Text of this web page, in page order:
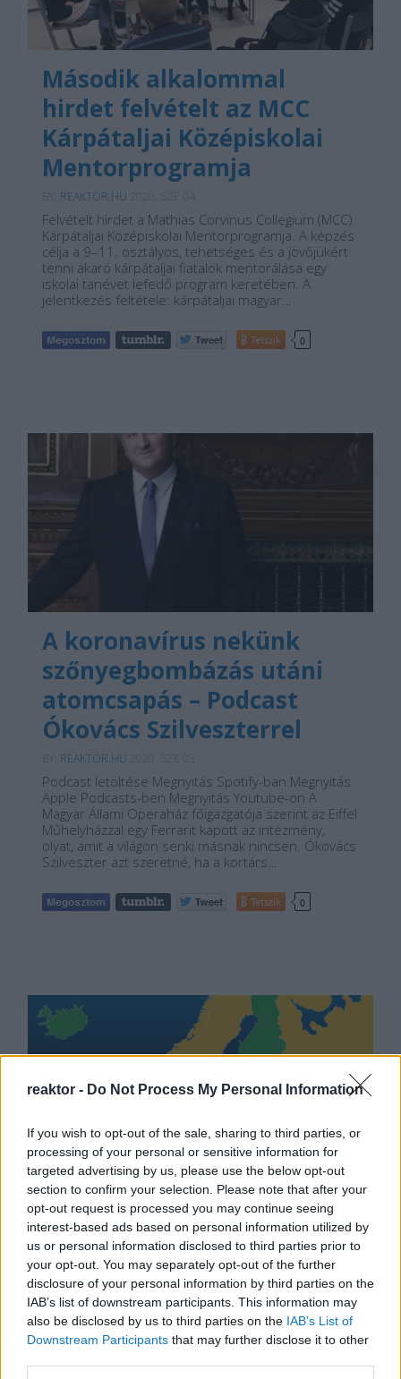
reaktor - Do Not Process My Personal Information
If you wish to opt-out of the sale, sharing to third parties, or
processing of your personal or sensitive information for
targeted advertising by us, please use the below opt-out
section to confirm your selection. Please note that after your
opt-out request is processed you may continue seeing
interest-based ads based on personal information utilized by
us or personal information disclosed to third parties prior to
your opt-out. You may separately opt-out of the further
disclosure of your personal information by third parties on the
IAB’s list of downstream participants. This information may
also be disclosed by us to third parties on the IAB’s List of
Downstream Participants that may further disclose it to other
Második alkalommal
hirdet felvételt az MCC
Kárpátaljai Középiskolai
Mentorprogramja
REAKTOR.HU
Felvételt hirdet a Mathias Corvinus Collegium (MCC)
Kárpátaljai Középiskolai Mentorprogramja. A képzés
célja a 9–11. osztályos, tehetséges és a jövőjükért
tenni akaró kárpátaljai fiatalok mentorálása egy
iskolai tanévet lefedő program keretében. A
jelentkezés feltétele: kárpátaljai magyar…
Tetszik 0
A koronavírus nekünk
szőnyegbombázás utáni
atomcsapás – Podcast
Ókovács Szilveszterrel
REAKTOR.HU
Podcast letöltése Megnyitás Spotify-ban Megnyitás
Apple Podcasts-ben Megnyitás Youtube-on A
Magyar Állami Operaház főigazgatója szerint az Eiffel
Műhelyházzal egy Ferrarit kapott az intézmény,
olyat, amit a világon senki másnak nincsen. Ókovács
Szilveszter azt szeretné, ha a kortárs…
Tetszik 0
Koronavírus a határon
BY:REAKTOR.HU2020. SZE 01.
A magyarországi korlátozó intézkedések enyhítése
óta a médiában is valamelyest csökkentek a
koronavírusról szóló hírek. Egy-két hír, általános
jellegű tájékoztató azért megjelent, de a napokban
ismét lángra kaptak az ezzel kapcsolatos
médiamegjelenések, sokak szerint ez a második